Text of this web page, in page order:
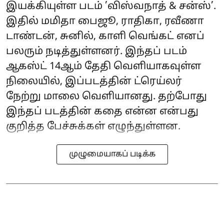
இயக்கியுள்ள படம் ’விஸ்வநாத் & சன்ஸ்’.
இதில் மமிதா பைஜூ, ராதிகா, ரவீணா
டாண்டன், சுனில், காளி வெங்கட் எனப்
பலரும் நடித்துள்ளனர். இந்தப் படம்
ஆகஸ்ட் 14ஆம் தேதி வெளியாகவுள்ள
நிலையில், இப்படத்தின் ட்ரெய்லர்
நேற்று மாலை வெளியானது. தற்போது
இந்தப் படத்தின் கதை என்ன என்பது
குறித்த பேச்சுக்கள் எழுந்துள்ளன.
முழுமையாகப் படிக்க